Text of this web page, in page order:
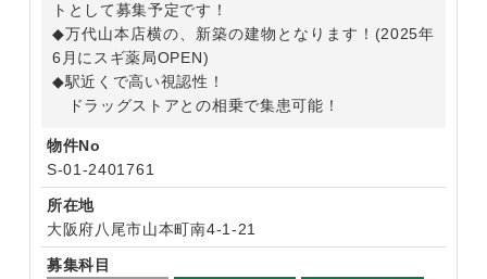
トとして募集予定です！
◆万代山本店横の、新築の建物となります！(2025年
6月にスギ薬局OPEN)
◆駅近くで高い視認性！
ドラッグストアとの相乗で集患可能！
物件No
S-01-2401761
所在地
大阪府八尾市山本町南4-1-21
募集科目